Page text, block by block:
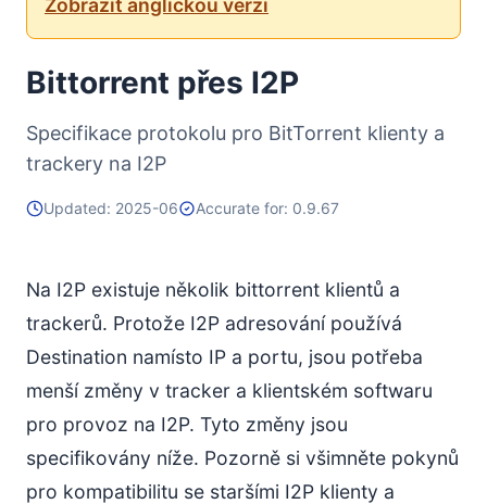
Zobrazit anglickou verzi
Bittorrent přes I2P
Specifikace protokolu pro BitTorrent klienty a
trackery na I2P
Updated: 2025-06 Accurate for: 0.9.67
Na I2P existuje několik bittorrent klientů a
trackerů. Protože I2P adresování používá
Destination namísto IP a portu, jsou potřeba
menší změny v tracker a klientském softwaru
pro provoz na I2P. Tyto změny jsou
specifikovány níže. Pozorně si všimněte pokynů
pro kompatibilitu se staršími I2P klienty a